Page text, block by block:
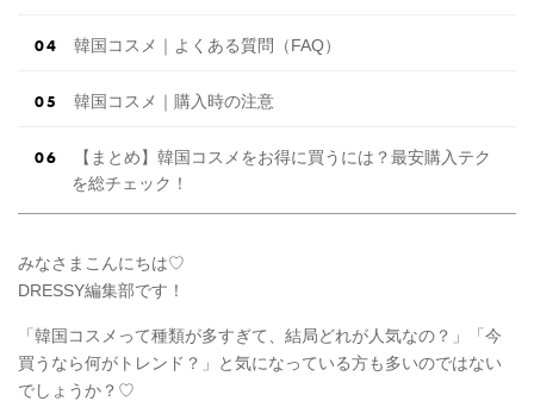
韓国コスメ｜よくある質問（FAQ）
韓国コスメ｜購入時の注意
【まとめ】韓国コスメをお得に買うには？最安購入テク
を総チェック！
みなさまこんにちは♡
DRESSY編集部です！
「韓国コスメって種類が多すぎて、結局どれが人気なの？」「今
買うなら何がトレンド？」と気になっている方も多いのではない
でしょうか？♡